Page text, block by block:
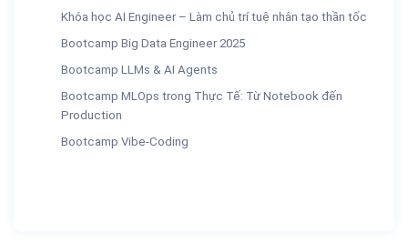
Khóa học AI Engineer – Làm chủ trí tuệ nhân tạo thần tốc
Bootcamp Big Data Engineer 2025
Bootcamp LLMs & AI Agents
Bootcamp MLOps trong Thực Tế: Từ Notebook đến
Production
Bootcamp Vibe-Coding